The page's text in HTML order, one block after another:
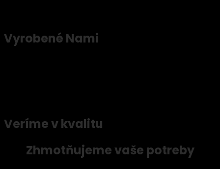
Vyrobené Nami
Veríme v kvalitu
Zhmotňujeme vaše potreby